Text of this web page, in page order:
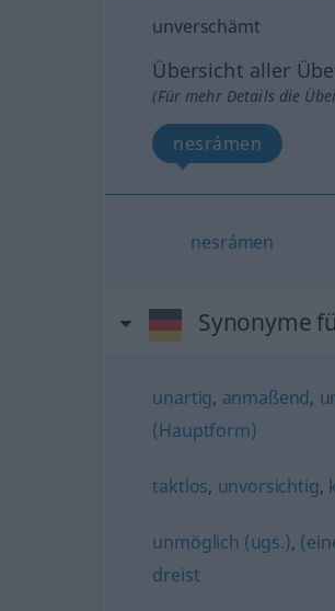
unverschämt
Übersicht aller
(Für mehr Details die
nesrámen
nesrámen
Synonyme
unartig, anmaßend,
(Hauptform)
taktlos, unvorsichtig,
unmöglich (ugs.),
dreist